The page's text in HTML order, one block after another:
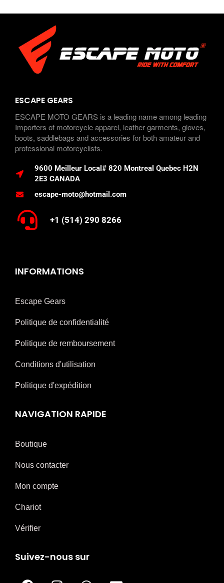
ESCAPE GEARS
ESCAPE MOTO GEARS is a leading name among leading
Importers of motorcycle apparel, leather garments, gloves,
boots, saddlebags and accessories for both amateur and
professional motorcyclists.
9600 Meilleur Local# 820 Montreal Quebec H2N
2E3 CANADA
escape-moto@hotmail.com
+1 (514) 290 8266
INFORMATIONS
Escape Gears
Politique de confidentialité
Politique de remboursement
Conditions d'utilisation
Politique d'expédition
NAVIGATION RAPIDE
Boutique
Nous contacter
Mon compte
Chariot
Vérifier
Suivez-nous sur